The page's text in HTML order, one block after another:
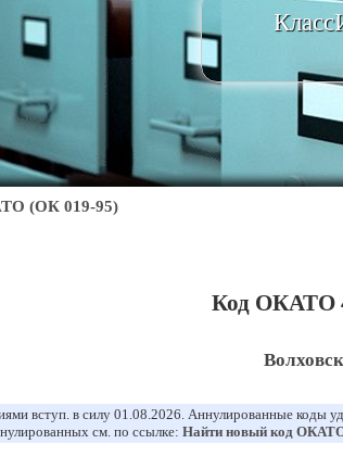
(ОК 019-95)
Код ОКАТО
вступ. в силу 01.08.2026. Аннулированные коды
см. по ссылке: Найти новый код